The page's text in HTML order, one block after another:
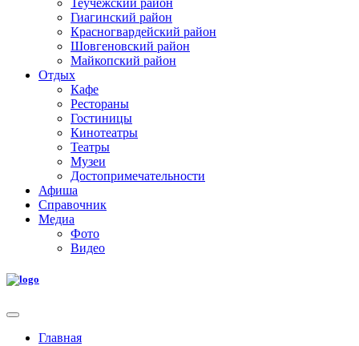
Гиагинский район
Красногвардейский район
Шовгеновский район
Майкопский район
Отдых
Кафе
Рестораны
Гостиницы
Кинотеатры
Театры
Музеи
Достопримечательности
Афиша
Справочник
Медиа
Фото
Видео
Главная